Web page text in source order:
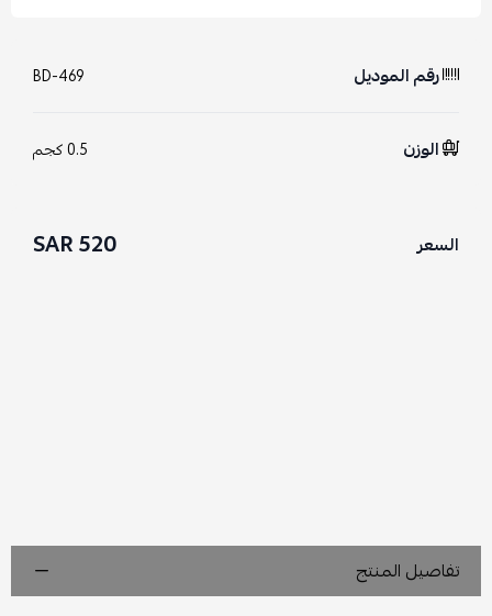
رقم الموديل BD-469
الوزن 0.5 كجم
السعر 520 SAR
تفاصيل المنتج